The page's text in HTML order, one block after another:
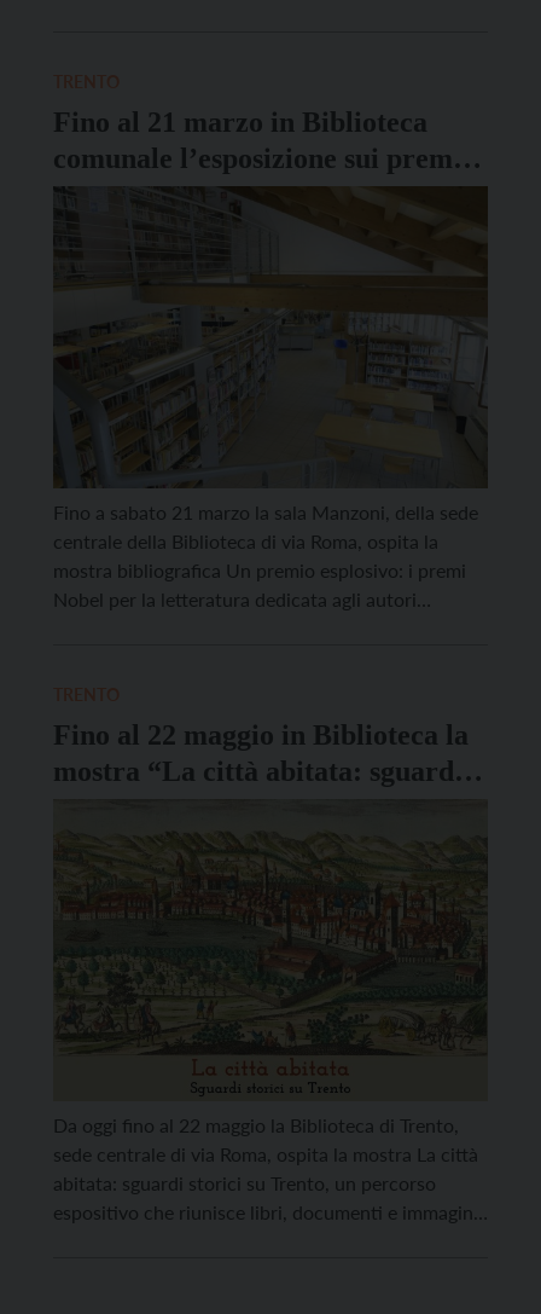
[…]
Fino al 21 marzo in Biblioteca
comunale l’esposizione sui premi
Nobel
Fino a sabato 21 marzo la sala Manzoni, della sede
centrale della Biblioteca di via Roma, ospita la
mostra bibliografica Un premio esplosivo: i premi
Nobel per la letteratura dedicata agli autori
Fino al 22 maggio in Biblioteca la
mostra “La città abitata: sguardi
Da oggi fino al 22 maggio la Biblioteca di Trento,
sede centrale di via Roma, ospita la mostra La città
abitata: sguardi storici su Trento, un percorso
espositivo che riunisce libri, documenti e immagini